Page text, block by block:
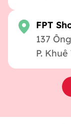
FPT
137
P.